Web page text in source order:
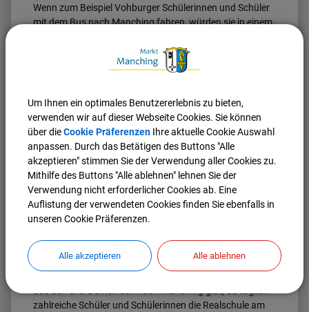
Wenn zum Beispiel Vohburger Schülerinnen und Schüler
mit dem Bus nach Manching fahren, würden sie in einem
Nach Baar-Ebenhausen wären es rund 2.500 km mehr.
Genauso verhält es sich bei den Mehrkilometern bei
Wenn man bei den Standort-Überlegungen nicht nur den
Bus heranzieht, sondern auch die Zugverbindungen
betrachtet, ist festzustellen, dass von Münchsmünster
nach Manching der Bus theoretisch 19 Minuten (Google
Maps ohne Zwischenstopp) braucht. Ebenfalls von
Münchsmünster aus benötigt der Zug aus Regensburg
nach Baar-Ebenhausen mit Umstieg in Ingolstadt
Hauptbahnhof mehr Zeit. Durch den Umstieg in
Ingolstadt in den Zug nach München entsteht eine
Doppelte bzw. Dreifache verlängert.
zahlreiche Schüler und Schülerinnen die Realschule am
Um Ihnen ein optimales Benutzererlebnis zu bieten,
verwenden wir auf dieser Webseite Cookies. Sie können
über dieCookie Präferenzen Ihre aktuelle Cookie Auswahl
anpassen. Durch das Betätigen des Buttons "Alle
akzeptieren" stimmen Sie der Verwendung aller Cookies zu.
Mithilfe des Buttons "Alle ablehnen" lehnen Sie der
Verwendung nicht erforderlicher Cookies ab. Eine
Auflistung der verwendeten Cookies finden Sie ebenfalls in
unseren Cookie Präferenzen.
Alle akzeptieren Alle ablehnen